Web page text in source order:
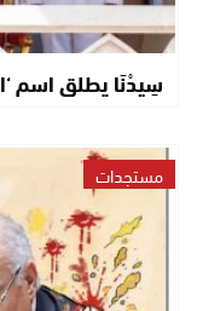
سِيدْنَا يطلق اسم
مستجدات